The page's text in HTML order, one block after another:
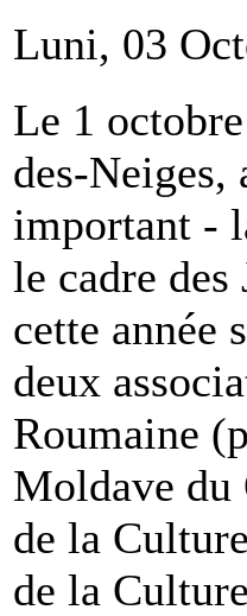
Luni, 03
Le 1
des-Neiges,
important -
le cadre
cette année
deux
Roumaine
Moldave du
de la
de la